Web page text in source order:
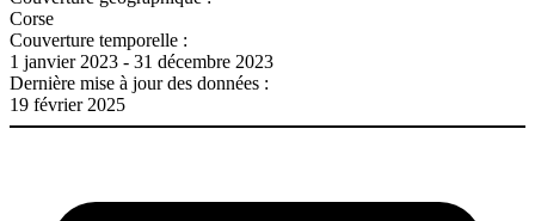
Corse
Couverture temporelle :
1 janvier 2023 - 31 décembre 2023
Dernière mise à jour des données :
19 février 2025